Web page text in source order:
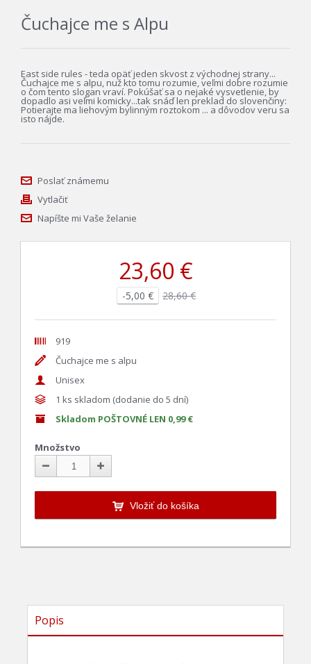
Čuchajce me s Alpu
East side rules - teda opäť jeden skvost z východnej strany...
Čuchajce me s alpu, nuž kto tomu rozumie, veľmi dobre rozumie
o čom tento slogan vraví. Pokúšať sa o nejaké vysvetlenie, by
dopadlo asi veľmi komicky...tak snáď len preklad do slovenčiny:
Potierajte ma liehovým bylinným roztokom ... a dôvodov veru sa
isto nájde.
Poslať známemu
Vytlačiť
Napíšte mi Vaše želanie
23,60 €
-5,00 € 28,60 €
919
Čuchajce me s alpu
Unisex
1 ks skladom (dodanie do 5 dní)
Skladom POŠTOVNÉ LEN 0,99 €
Množstvo
Vložiť do košíka
Popis